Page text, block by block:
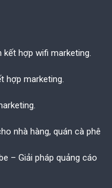
kết hợp wifi marketing.
hợp marketing.
nhà hàng, quán cà phê
– Giải pháp quảng cáo